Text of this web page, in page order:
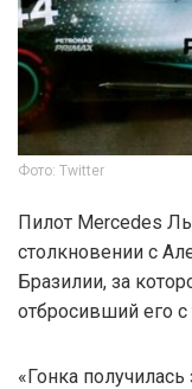
Фото: Twitter
Пилот Mercedes
столкновении с
Бразилии, за
отбросивший его с
«Гонка